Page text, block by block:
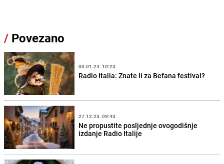
/ Povezano
03.01.24. 10:23
Radio Italia: Znate li za Befana festival?
27.12.23. 09:43
Ne propustite posljednje ovogodišnje
izdanje Radio Italije